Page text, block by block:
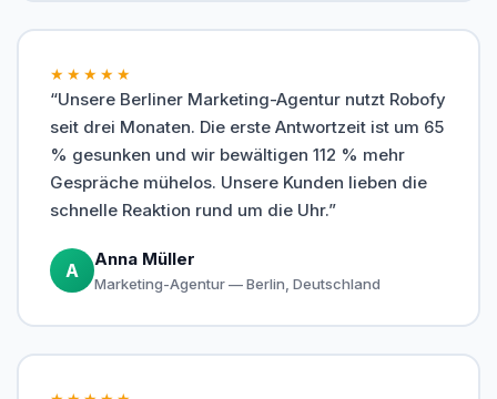
★★★★★
“Unsere Berliner Marketing-Agentur nutzt Robofy
seit drei Monaten. Die erste Antwortzeit ist um 65
% gesunken und wir bewältigen 112 % mehr
Gespräche mühelos. Unsere Kunden lieben die
schnelle Reaktion rund um die Uhr.”
A
Anna Müller
Marketing-Agentur — Berlin, Deutschland